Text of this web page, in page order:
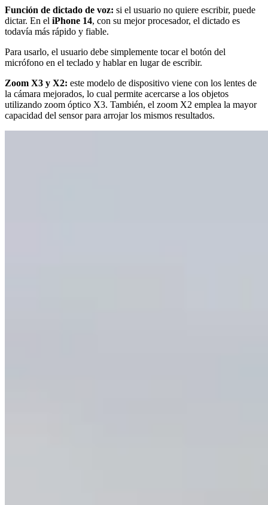
Función de dictado de voz: si el usuario no quiere escribir, puede
dictar. En el iPhone 14, con su mejor procesador, el dictado es
todavía más rápido y fiable.
Para usarlo, el usuario debe simplemente tocar el botón del
micrófono en el teclado y hablar en lugar de escribir.
Zoom X3 y X2: este modelo de dispositivo viene con los lentes de
la cámara mejorados, lo cual permite acercarse a los objetos
utilizando zoom óptico X3. También, el zoom X2 emplea la mayor
capacidad del sensor para arrojar los mismos resultados.